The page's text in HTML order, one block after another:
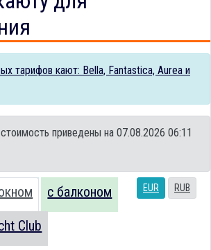
тарифов кают: Bella, Fantastica, Aurea и
приведены на 07.08.2026 06:11
EUR RUB
с балконом
Club